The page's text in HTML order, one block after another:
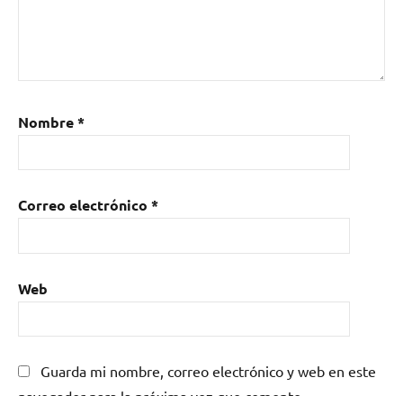
Nombre*
Correo electrónico *
Web
Guarda mi nombre, correo electrónico y web en este